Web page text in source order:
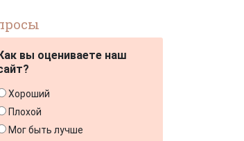
вы оцениваете наш
Хороший
Плохой
Мог быть лучше